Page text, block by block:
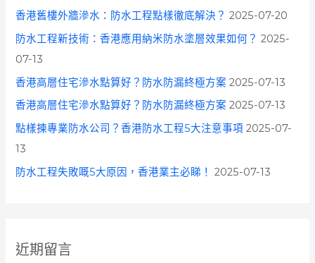
香港舊樓外牆滲水：防水工程點樣徹底解決？ 2025-07-20
防水工程新技術：香港應用納米防水塗層效果如何？ 2025-
07-13
香港高層住宅滲水點算好？防水防漏終極方案 2025-07-13
香港高層住宅滲水點算好？防水防漏終極方案 2025-07-13
點樣揀專業防水公司？香港防水工程5大注意事項 2025-07-
13
防水工程失敗嘅5大原因，香港業主必睇！
2025-07-13
近期留言